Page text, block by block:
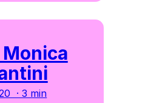
Monica
· 3 min